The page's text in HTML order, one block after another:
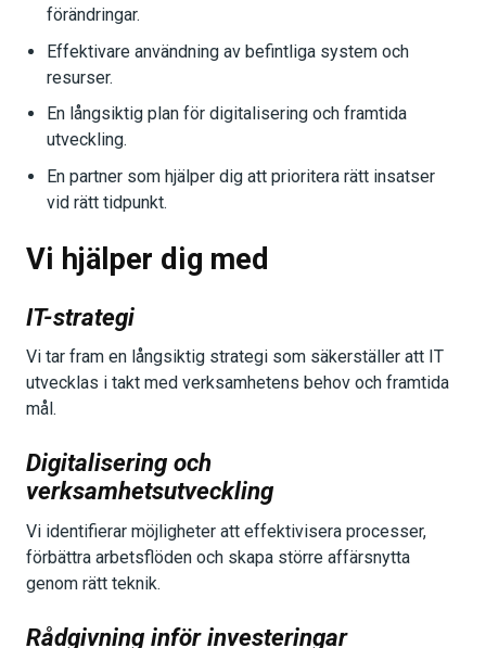
förändringar.
Effektivare användning av befintliga system och
resurser.
En långsiktig plan för digitalisering och framtida
utveckling.
En partner som hjälper dig att prioritera rätt insatser
vid rätt tidpunkt.
Vi hjälper dig med
IT-strategi
Vi tar fram en långsiktig strategi som säkerställer att IT
utvecklas i takt med verksamhetens behov och framtida
mål.
Digitalisering och
verksamhetsutveckling
Vi identifierar möjligheter att effektivisera processer,
förbättra arbetsflöden och skapa större affärsnytta
genom rätt teknik.
Rådgivning inför investeringar